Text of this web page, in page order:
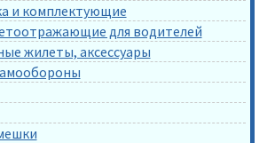
и комплектующие
для водителей
жилеты, аксессуары